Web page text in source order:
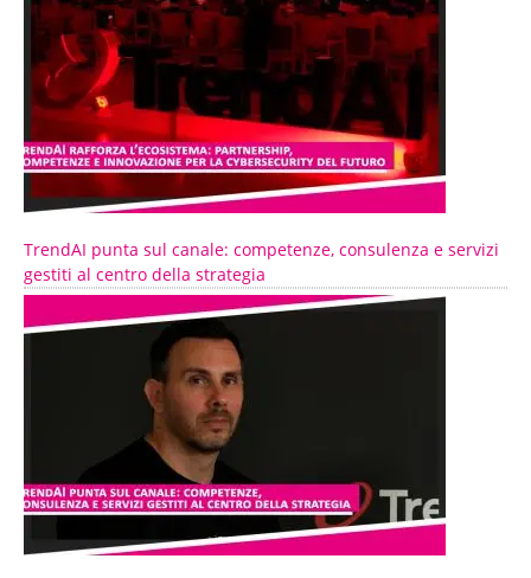
TrendAI punta sul canale: competenze, consulenza e servizi
gestiti al centro della strategia